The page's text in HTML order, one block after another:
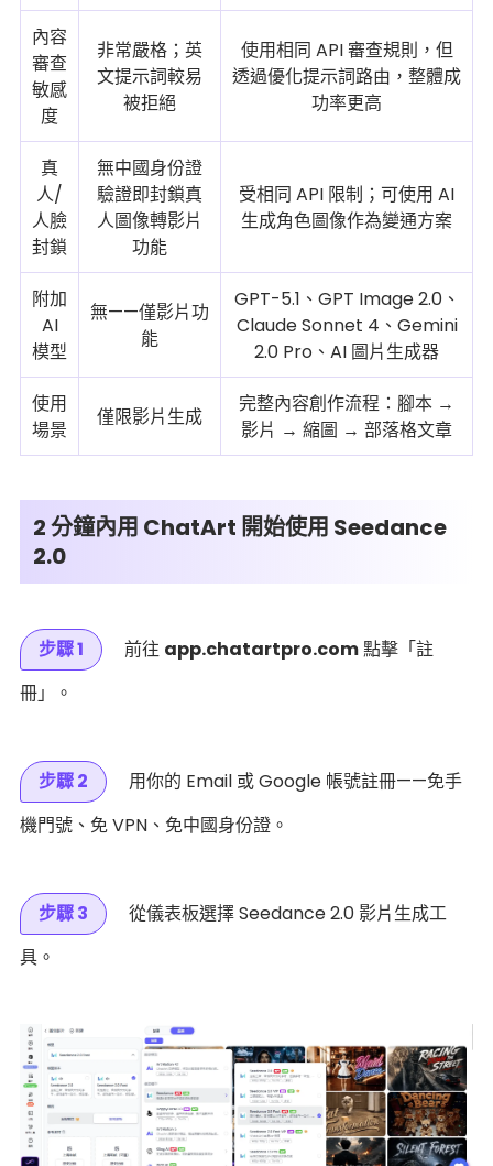
內容
審查
敏感
度
非常嚴格；英
文提示詞較易
被拒絕
使用相同 API 審查規則，但
透過優化提示詞路由，整體成
功率更高
真
人/
人臉
封鎖
無中國身份證
驗證即封鎖真
人圖像轉影片
功能
受相同 API 限制；可使用 AI
生成角色圖像作為變通方案
附加
AI
模型
無——僅影片功
能
GPT-5.1、GPT Image 2.0、
Claude Sonnet 4、Gemini
2.0 Pro、AI 圖片生成器
使用
場景
僅限影片生成
完整內容創作流程：腳本 →
影片 → 縮圖 → 部落格文章
2 分鐘內用 ChatArt 開始使用 Seedance
2.0
步驟 1 前往 app.chatartpro.com點擊「註
冊」。
步驟 2
用你的 Email 或 Google 帳號註冊——免手
機門號、免 VPN、免中國身份證。
步驟 3
從儀表板選擇 Seedance 2.0 影片生成工
具。